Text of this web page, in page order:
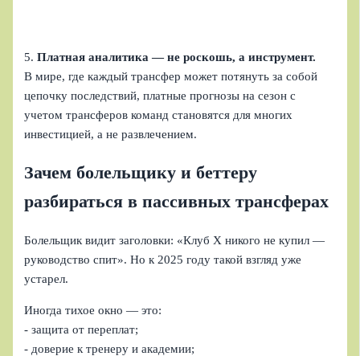
5.Платная аналитика — не роскошь, а инструмент.
В мире, где каждый трансфер может потянуть за собой
цепочку последствий, платные прогнозы на сезон с
учетом трансферов команд становятся для многих
инвестицией, а не развлечением.
Зачем болельщику и беттеру
разбираться в пассивных трансферах
Болельщик видит заголовки: «Клуб Х никого не купил —
руководство спит». Но к 2025 году такой взгляд уже
устарел.
Иногда тихое окно — это:
- защита от переплат;
- доверие к тренеру и академии;